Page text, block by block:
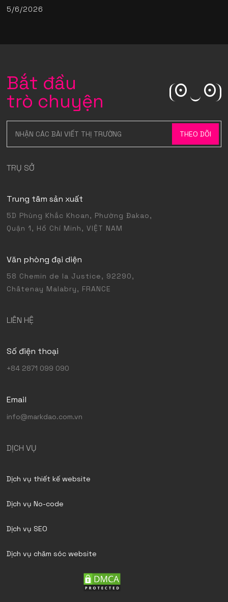
5/6/2026
Bắt đầu
trò chuyện
TRỤ SỞ
Trung tâm sản xuất
5D Phùng Khắc Khoan, Phường Đakao,
Quận 1, Hồ Chí Minh, VIỆT NAM
Văn phòng đại diện
58 Chemin de la Justice, 92290,
Châtenay Malabry, FRANCE
LIÊN HỆ
Số điện thoại
+84 2871 099 090
Email
info@markdao.com.vn
DỊCH VỤ
Dịch vụ thiết kế website
Dịch vụ No-code
Dịch vụ SEO
Dịch vụ chăm sóc website